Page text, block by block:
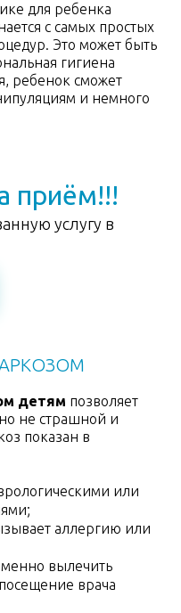
для ребенка
с самых простых
Это может быть
гигиена
ребенок сможет
и немного
приём!!!
услугу в
детям позволяет
не страшной и
показан в
или
аллергию или
вылечить
врача